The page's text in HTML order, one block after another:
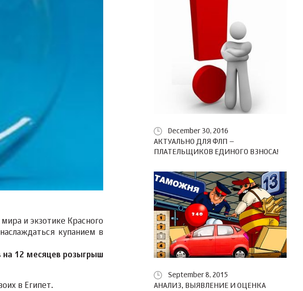
и экзотике Красного
купанием в
на 12 месяцев розыгрыш
в Египет.
December 30, 2016
АКТУАЛЬНО ДЛЯ ФЛП –
ПЛАТЕЛЬЩИКОВ ЕДИНОГО ВЗНОСА!
September 8, 2015
АНАЛИЗ, ВЫЯВЛЕНИЕ И ОЦЕНКА